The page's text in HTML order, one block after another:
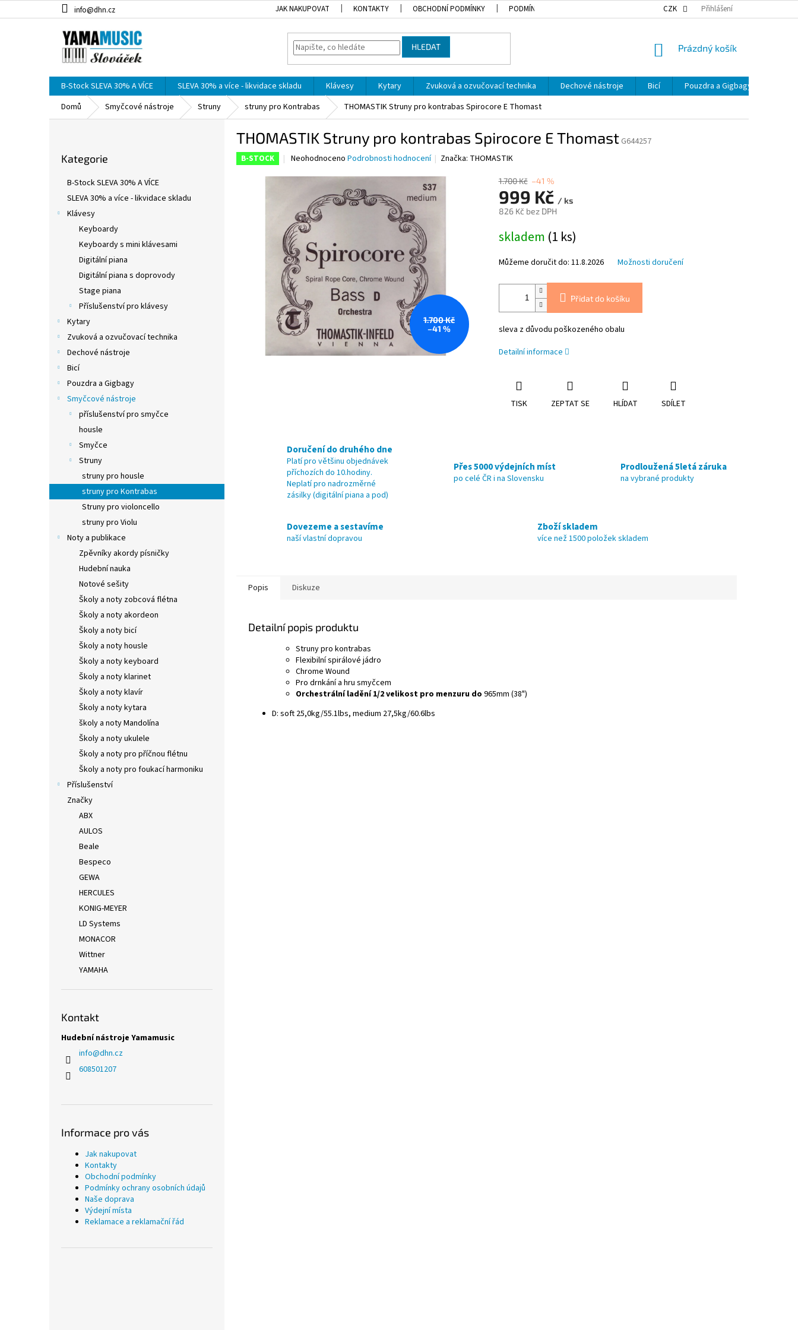
na
info@dhn.cz JAK NAKUPOVAT KONTAKTY OBCHODNÍ PODMÍNKY PODMÍNKY OCHRANY OSOBNÍCH ÚDAJŮ NAŠE DOPRAVA
CZK Přihlášení
HLEDAT
NÁKUPNÍ
Prázdný košík
B-Stock SLEVA 30% A VÍCE SLEVA 30% a více - likvidace skladu Klávesy Kytary Zvuková a ozvučovací technika Dechové nástroje Bicí Pouzdra a Gigbagy
Domů
Smyčcové nástroje Struny struny pro Kontrabas THOMASTIK Struny pro kontrabas Spirocore E Thomast
kategorie
Kategorie
B-Stock SLEVA 30% A VÍCE
SLEVA 30% a více - likvidace skladu
Klávesy
Keyboardy
Keyboardy s mini klávesami
Digitální piana
Digitální piana s doprovody
Stage piana
Příslušenství pro klávesy
Kytary
Zvuková a ozvučovací technika
Dechové nástroje
Bicí
Pouzdra a Gigbagy
Smyčcové nástroje
příslušenství pro smyčce
housle
Smyčce
Struny
struny pro housle
struny pro Kontrabas
Struny pro violoncello
struny pro Violu
Noty a publikace
Zpěvníky akordy písničky
Hudební nauka
Notové sešity
Školy a noty zobcová flétna
Školy a noty akordeon
Školy a noty bicí
Školy a noty housle
Školy a noty keyboard
Školy a noty klarinet
Školy a noty klavír
Školy a noty kytara
školy a noty Mandolína
Školy a noty ukulele
Školy a noty pro příčnou flétnu
Školy a noty pro foukací harmoniku
Příslušenství
Značky
ABX
AULOS
Beale
Bespeco
GEWA
HERCULES
KONIG-MEYER
LD Systems
MONACOR
Wittner
YAMAHA
Kontakt
Hudební nástroje Yamamusic
info@dhn.cz
608501207
Informace pro vás
Jak nakupovat
Kontakty
Obchodní podmínky
Podmínky ochrany osobních údajů
Naše doprava
Výdejní místa
Reklamace a reklamační řád
THOMASTIK Struny pro kontrabas Spirocore E Thomast G644257
B-STOCK
Průměrné
produktu
5
hvězdiček.
Neohodnoceno Podrobnosti hodnocení Značka: THOMASTIK
1.700 Kč
–41 %
1.700 Kč –41 %
999 Kč / ks
826 Kč bez DPH
cena:
skladem (1 ks)
Můžeme doručit do: 11.8.2026 Možnosti doručení
Přidat do košíku
sleva z důvodu poškozeného obalu
Detailní informace
TISK ZEPTAT SE HLÍDAT SDÍLET
Doručení do druhého dne
Platí pro většinu objednávek
příchozích do 10.hodiny.
Neplatí pro nadrozměrné
zásilky (digitální piana a pod)
Přes 5000 výdejních míst
po celé ČR i na Slovensku
Prodloužená 5letá záruka
na vybrané produkty
Dovezeme a sestavíme
naší vlastní dopravou
Zboží skladem
více než 1500 položek skladem
Popis Diskuze
Detailní popis produktu
Struny pro kontrabas
Flexibilní spirálové jádro
Chrome Wound
Pro drnkání a hru smyčcem
Orchestrální ladění 1/2 velikost pro menzuru do 965mm (38")
D: soft 25,0kg/55.1lbs, medium 27,5kg/60.6lbs